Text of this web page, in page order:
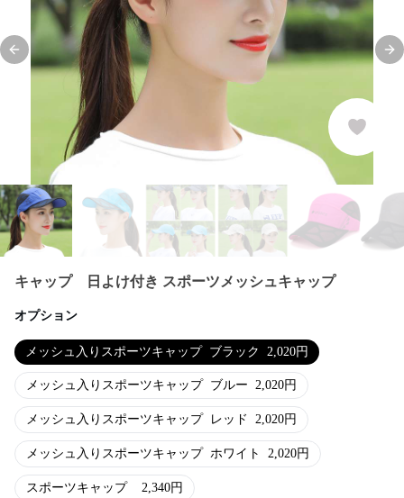
Previous slide
キャップ 日よけ付き スポーツメッシュキャップ
オプション
メッシュ入りスポーツキャップ ブラック 2,020円
メッシュ入りスポーツキャップ ブルー 2,020円
メッシュ入りスポーツキャップ レッド 2,020円
メッシュ入りスポーツキャップ ホワイト 2,020円
スポーツキャップ 2,340円